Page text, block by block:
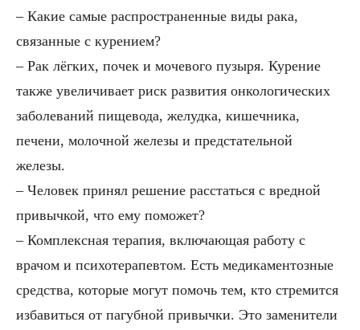
– Какие самые распространенные виды рака,
связанные с курением?
– Рак лёгких, почек и мочевого пузыря. Курение
также увеличивает риск развития онкологических
заболеваний пищевода, желудка, кишечника,
печени, молочной железы и предстательной
железы.
– Человек принял решение расстаться с вредной
привычкой, что ему поможет?
– Комплексная терапия, включающая работу с
врачом и психотерапевтом. Есть медикаментозные
средства, которые могут помочь тем, кто стремится
избавиться от пагубной привычки. Это заменители